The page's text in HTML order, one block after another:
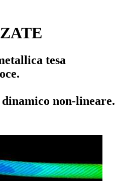
tesa
non-lineare.